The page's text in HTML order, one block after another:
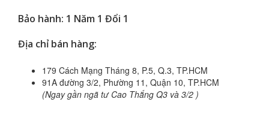
Bảo hành: 1 Năm 1 Đổi 1
Địa chỉ bán hàng:
179 Cách Mạng Tháng 8, P.5, Q.3, TP.HCM
91A đường 3/2, Phường 11, Quận 10, TP.HCM
(Ngay gần ngã tư Cao Thắng Q3 và 3/2 )